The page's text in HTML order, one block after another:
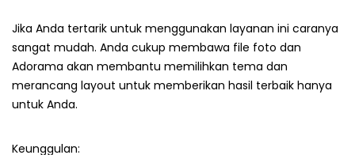
Jika Anda tertarik untuk menggunakan layanan ini caranya
sangat mudah. Anda cukup membawa file foto dan
Adorama akan membantu memilihkan tema dan
merancang layout untuk memberikan hasil terbaik hanya
untuk Anda.
Keunggulan: